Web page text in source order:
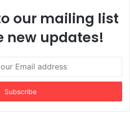
our mailing list
new updates!